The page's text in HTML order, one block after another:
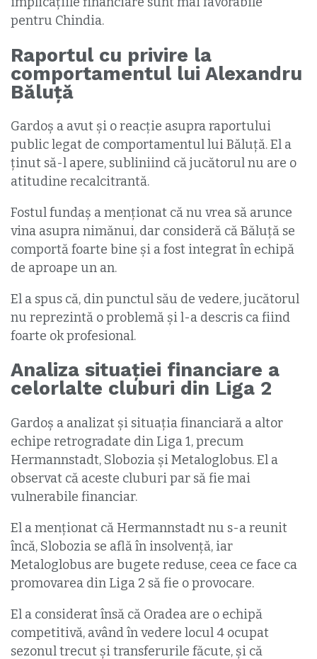
pentru Chindia.
Raportul cu privire la
comportamentul lui Alexandru
Băluță
Gardoș a avut și o reacție asupra raportului
public legat de comportamentul lui Băluță. El a
ținut să-l apere, subliniind că jucătorul nu are o
atitudine recalcitrantă.
Fostul fundaș a menționat că nu vrea să arunce
vina asupra nimănui, dar consideră că Băluță se
comportă foarte bine și a fost integrat în echipă
de aproape un an.
El a spus că, din punctul său de vedere, jucătorul
nu reprezintă o problemă și l-a descris ca fiind
foarte ok profesional.
Analiza situației financiare a
celorlalte cluburi din Liga 2
Gardoș a analizat și situația financiară a altor
echipe retrogradate din Liga 1, precum
Hermannstadt, Slobozia și Metaloglobus. El a
observat că aceste cluburi par să fie mai
vulnerabile financiar.
El a menționat că Hermannstadt nu s-a reunit
încă, Slobozia se află în insolvență, iar
Metaloglobus are bugete reduse, ceea ce face ca
promovarea din Liga 2 să fie o provocare.
El a considerat însă că Oradea are o echipă
competitivă, având în vedere locul 4 ocupat
sezonul trecut și transferurile făcute, și că